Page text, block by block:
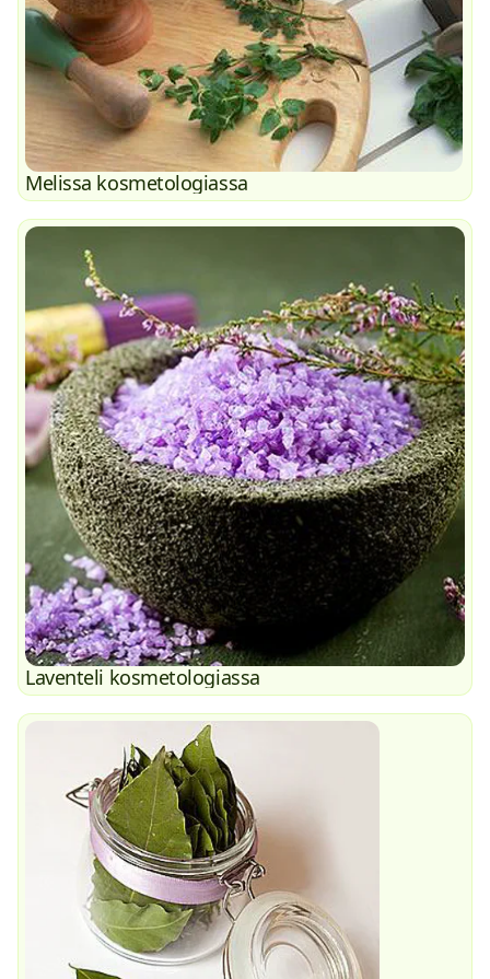
Melissa kosmetologiassa
Laventeli kosmetologiassa